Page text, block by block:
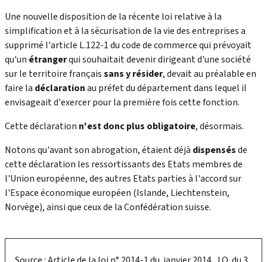
Une nouvelle disposition de la récente loi relative à la
simplification et à la sécurisation de la vie des entreprises a
supprimé l'article L.122-1 du code de commerce qui prévoyait
qu'un étrangerqui souhaitait devenir dirigeant d'une société
sur le territoire françaissans y résider, devait au préalable en
faire la déclarationau préfet du département dans lequel il
envisageait d'exercer pour la première fois cette fonction.
Cette déclaration n'est donc plus obligatoire, désormais.
Notons qu'avant son abrogation, étaient déjà dispensésde
cette déclaration les ressortissants des Etats membres de
l'Union européenne, des autres Etats parties à l'accord sur
l'Espace économique européen (Islande, Liechtenstein,
Norvège), ainsi que ceux de la Confédération suisse.